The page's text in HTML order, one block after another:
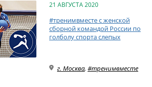
21 АВГУСТА 2020
#тренимвместе с женской
сборной командой России по
голболу спорта слепых
г. Москва, #тренимвместе